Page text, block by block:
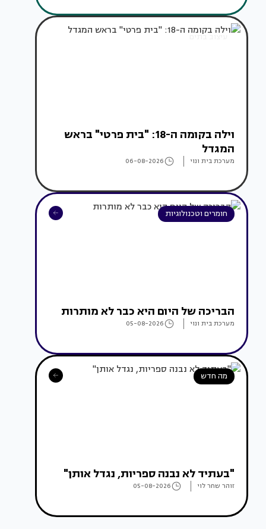
עיצוב בתים
וילה בקומה ה-18: "בית פרטי" בראש
המגדל
מערכת בית ונוי 06-08-2026
חומרים וטכנולוגיות
הבריכה של היום היא כבר לא מותרות
מערכת בית ונוי 05-08-2026
מה חדש
"בעתיד לא נבנה ספריות, נגדל אותן"
זוהר שחר לוי 05-08-2026